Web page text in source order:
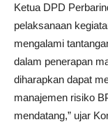
Ketua DPD
pelaksanaan
mengalami
dalam penerapan
diharapkan dapat
manajemen risiko
mendatang,” ujar